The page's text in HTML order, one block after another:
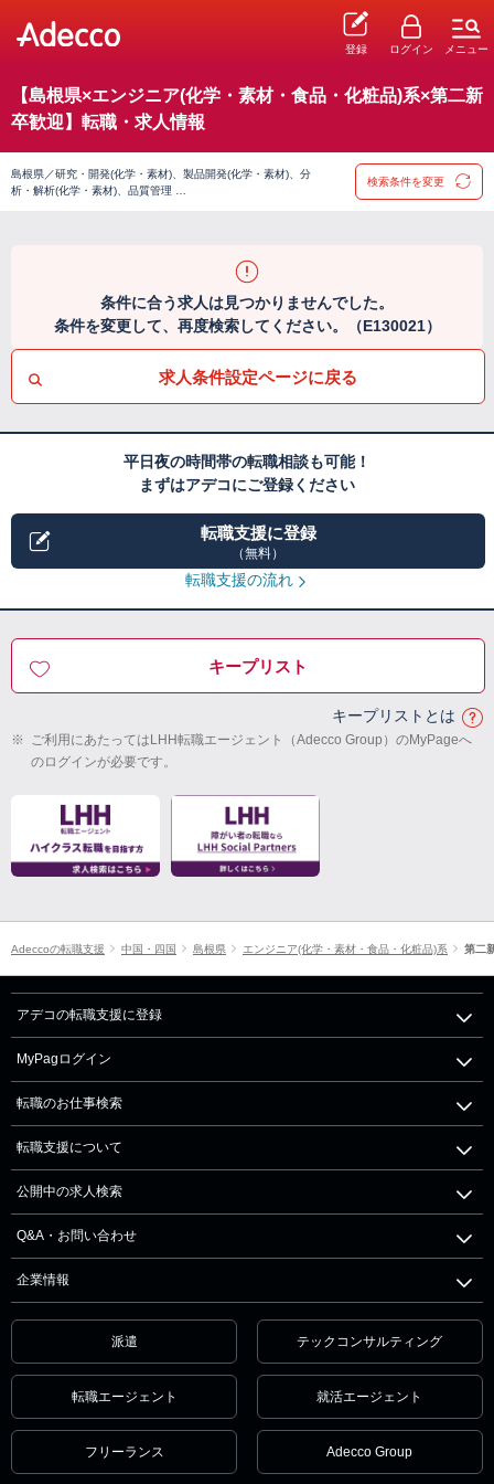
登録 ログイン メニュー
【島根県×エンジニア(化学・素材・食品・化粧品)系×第二新
卒歓迎】転職・求人情報
島根県／研究・開発(化学・素材)、製品開発(化学・素材)、分
析・解析(化学・素材)、品質管理 …
検索条件を変更
条件に合う求人は見つかりませんでした。
条件を変更して、再度検索してください。（E130021）
求人条件設定ページに戻る
平日夜の時間帯の転職相談も可能！
まずはアデコにご登録ください
転職支援に登録
（無料）
転職支援の流れ
キープリスト
キープリストとは
※ ご利用にあたってはLHH転職エージェント（Adecco Group）のMyPageへ
のログインが必要です。
Adeccoの転職支援 中国・四国 島根県 エンジニア(化学・素材・食品・化粧品)系 第二
アデコの転職支援に登録
MyPagログイン
転職のお仕事検索
転職支援について
公開中の求人検索
Q&A・お問い合わせ
企業情報
派遣 テックコンサルティング
転職エージェント 就活エージェント
フリーランス Adecco Group